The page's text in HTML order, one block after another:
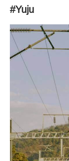
#Yuju